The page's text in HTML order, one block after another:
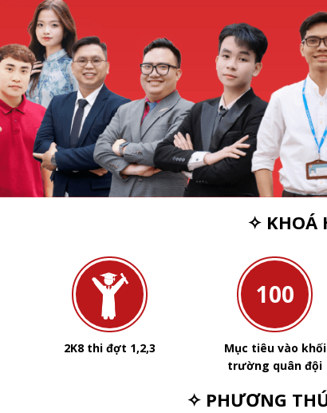
✧ KHOÁ
Mục tiêu vào khối
trường quân đội
100
2K8 thi đợt 1,2,3
✧ PHƯƠNG